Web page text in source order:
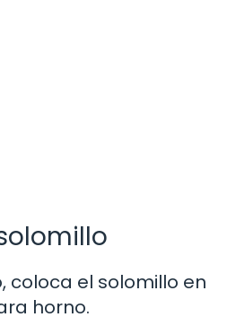
coloca el solomillo en
horno.